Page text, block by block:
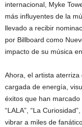
internacional, Myke
más influyentes de la
llevado a recibir
por Billboard como
impacto de su música
Ahora, el artista
cargada de energía,
éxitos que han
“LALA”, “La
vibrar a miles de